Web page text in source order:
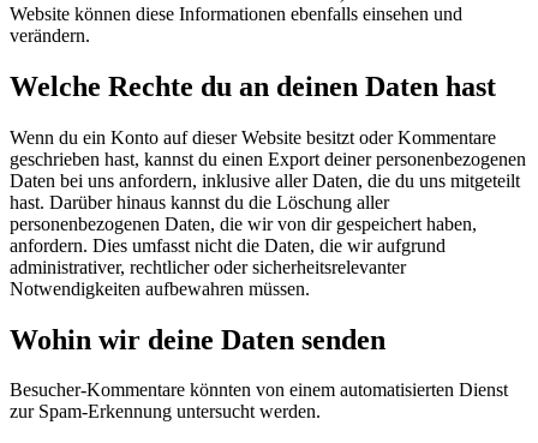
Website können diese Informationen ebenfalls einsehen und
verändern.
Welche Rechte du an deinen Daten hast
Wenn du ein Konto auf dieser Website besitzt oder Kommentare
geschrieben hast, kannst du einen Export deiner personenbezogenen
Daten bei uns anfordern, inklusive aller Daten, die du uns mitgeteilt
hast. Darüber hinaus kannst du die Löschung aller
personenbezogenen Daten, die wir von dir gespeichert haben,
anfordern. Dies umfasst nicht die Daten, die wir aufgrund
administrativer, rechtlicher oder sicherheitsrelevanter
Notwendigkeiten aufbewahren müssen.
Wohin wir deine Daten senden
Besucher-Kommentare könnten von einem automatisierten Dienst
zur Spam-Erkennung untersucht werden.